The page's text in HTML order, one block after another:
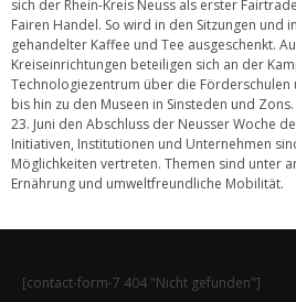
sich der Rhein-Kreis Neuss als erster
Fairen Handel. So wird in den Sitzungen und
gehandelter Kaffee und Tee ausgeschenkt.
Kreiseinrichtungen beteiligen sich an der
Technologiezentrum über die
bis hin zu den Museen in Sinsteden und
23. Juni den Abschluss der Neusser Woche
Initiativen, Institutionen und Unternehmen
Möglichkeiten vertreten. Themen sind unter
Ernährung und umweltfreundliche Mobilität.
[contact-form-7 404 "Nicht gefunden"]